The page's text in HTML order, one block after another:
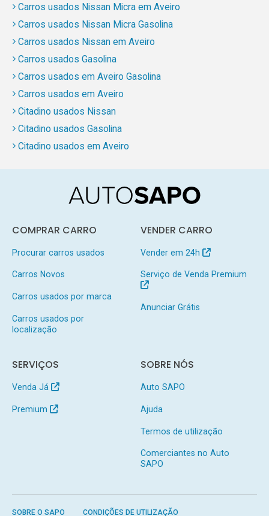
Carros usados Nissan Micra em Aveiro
Carros usados Nissan Micra Gasolina
Carros usados Nissan em Aveiro
Carros usados Gasolina
Carros usados em Aveiro Gasolina
Carros usados em Aveiro
Citadino usados Nissan
Citadino usados Gasolina
Citadino usados em Aveiro
COMPRAR CARRO
Procurar carros usados
Carros Novos
Carros usados por marca
Carros usados por
localização
VENDER CARRO
Vender em 24h
Serviço de Venda Premium
Anunciar Grátis
SERVIÇOS
Venda Já
Premium
SOBRE NÓS
Auto SAPO
Ajuda
Termos de utilização
Comerciantes no Auto
SAPO
SOBRE O SAPO CONDIÇÕES DE UTILIZAÇÃO